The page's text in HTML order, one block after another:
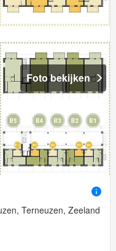
Foto bekijken
Terneuzen, Zeeland